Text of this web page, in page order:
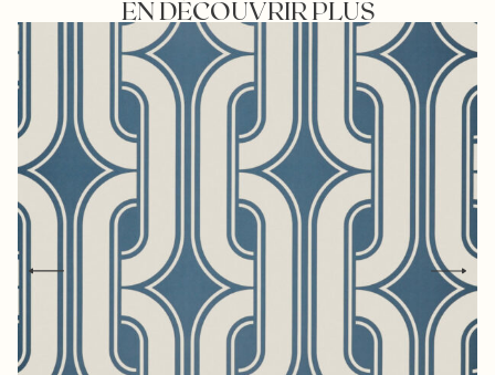
EN DÉCOUVRIR PLUS